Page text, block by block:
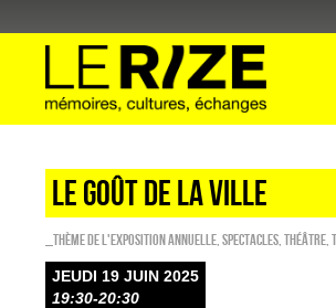
LE GOÛT DE LA VILLE
_Thème de l'exposition annuelle SPECTACLES Théâtre
JEUDI 19 JUIN 2025
19:30-20:30